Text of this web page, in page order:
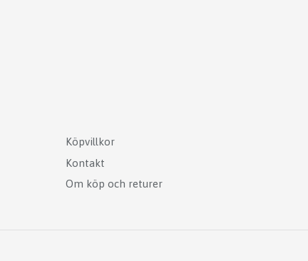
Köpvillkor
Kontakt
Om köp och returer